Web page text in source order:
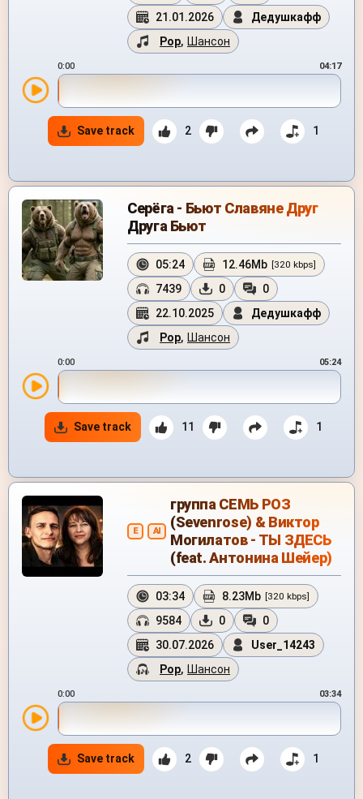
21.01.2026
Дедушкафф
Pop, Шансон
0:00 04:17
Save track 2 1
Серёга - Бьют Славяне Друг
Друга Бьют
05:24 12.46Mb [320 kbps]
7439 0
0
22.10.2025
Дедушкафф
Pop, Шансон
0:00 05:24
Save track 11 1
E AI
группа СЕМЬ РОЗ
(Sevenrose) & Виктор
Могилатов - ТЫ ЗДЕСЬ
(feat. Антонина Шейер)
03:34 8.23Mb [320 kbps]
9584 0
0
30.07.2026
User_14243
Pop, Шансон
0:00 03:34
Save track 2 1